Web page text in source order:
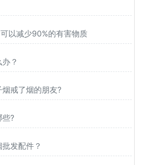
以减少90%的有害物质
？
戒了烟的朋友?
些?
发配件？